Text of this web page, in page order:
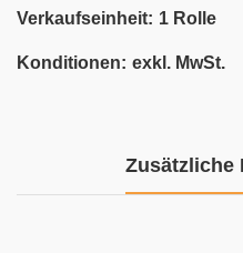
Verkaufseinheit: 1 Rolle
Konditionen: exkl. MwSt.
Zusätzliche